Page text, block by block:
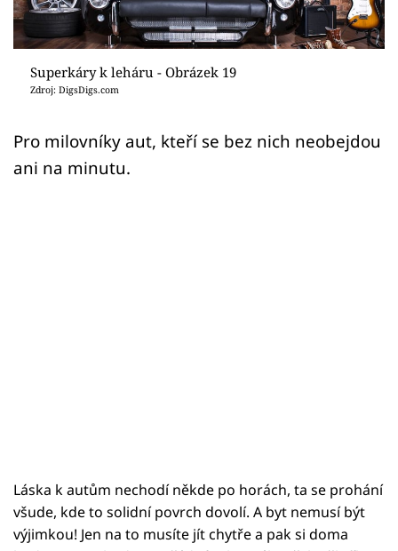
Sledujte prima+
Přihlášení
Sledujte nás
Superkáry k leháru - Obrázek 19
Zdroj: DigsDigs.com
Pro milovníky aut, kteří se bez nich neobejdou
ani na minutu.
Láska k autům nechodí někde po horách, ta se prohání
všude, kde to solidní povrch dovolí. A byt nemusí být
výjimkou! Jen na to musíte jít chytře a pak si doma